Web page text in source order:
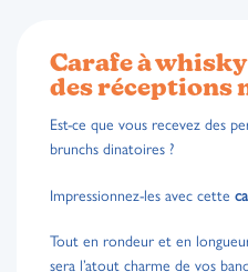
Carafe à
des réceptions
Est-ce que vous recevez des
brunchs dinatoires ?
Impressionnez-les avec cette
Tout en rondeur et en
sera l’atout charme de vos